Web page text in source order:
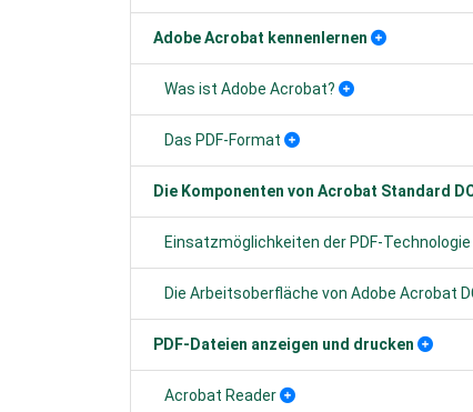
Adobe Acrobat kennenlernen
Was ist Adobe Acrobat?
Das PDF-Format
Die Komponenten von Acrobat Standard
Einsatzmöglichkeiten der PDF-Technologie
Die Arbeitsoberfläche von Adobe Acrobat
PDF-Dateien anzeigen und drucken
Acrobat Reader